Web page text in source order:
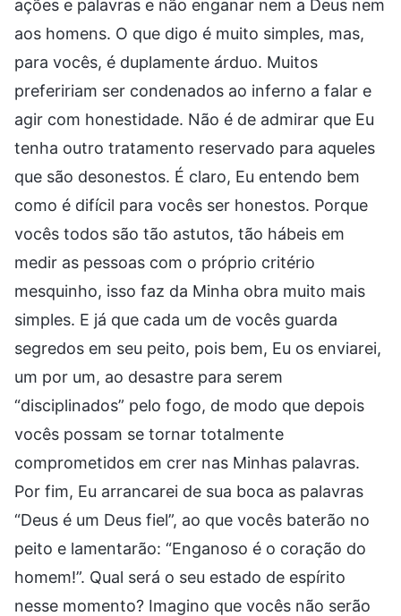
ações e palavras e não enganar nem a Deus nem
aos homens. O que digo é muito simples, mas,
para vocês, é duplamente árduo. Muitos
prefeririam ser condenados ao inferno a falar e
agir com honestidade. Não é de admirar que Eu
tenha outro tratamento reservado para aqueles
que são desonestos. É claro, Eu entendo bem
como é difícil para vocês ser honestos. Porque
vocês todos são tão astutos, tão hábeis em
medir as pessoas com o próprio critério
mesquinho, isso faz da Minha obra muito mais
simples. E já que cada um de vocês guarda
segredos em seu peito, pois bem, Eu os enviarei,
um por um, ao desastre para serem
“disciplinados” pelo fogo, de modo que depois
vocês possam se tornar totalmente
comprometidos em crer nas Minhas palavras.
Por fim, Eu arrancarei de sua boca as palavras
“Deus é um Deus fiel”, ao que vocês baterão no
peito e lamentarão: “Enganoso é o coração do
homem!”. Qual será o seu estado de espírito
nesse momento? Imagino que vocês não serão